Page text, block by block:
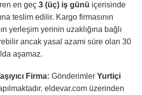
en geç 3 (üç) iş günü içerisinde
teslim edilir. Kargo firmasının
yerleşim yerinin uzaklığına bağlı
ancak yasal azami süre olan 30
aşamaz.
Firma: Gönderimler Yurtiçi
eldevar.com üzerinden